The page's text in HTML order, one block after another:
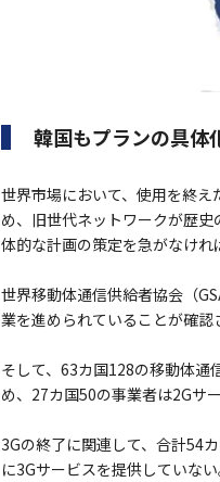
韓国もプランの具体
世界市場において、使用を終
め、旧世代ネットワークが歴
体的な計画の策定を急がなけれ
世界移動体通信供給者協会（
業を進められていることが確認
そして、63カ国128の移動体通
め、27カ国50の事業者は2Gサ
3Gの終了に関連して、合計54
に3Gサービスを提供していな